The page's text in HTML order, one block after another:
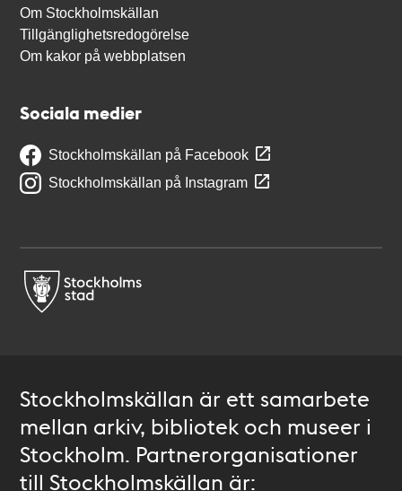
Om Stockholmskällan
Tillgänglighetsredogörelse
Om kakor på webbplatsen
Sociala medier
Stockholmskällan på Facebook
Stockholmskällan på Instagram
Stockholmskällan är ett samarbete
mellan arkiv, bibliotek och museer i
Stockholm. Partnerorganisationer
till Stockholmskällan är: